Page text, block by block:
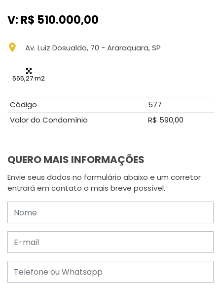
V: R$ 510.000,00
Av. Luiz Dosualdo, 70 - Araraquara, SP
565,27 m2
Código
577
Valor do Condomínio
R$ 590,00
QUERO MAIS INFORMAÇÕES
Envie seus dados no formulário abaixo e um corretor
entrará em contato o mais breve possível.